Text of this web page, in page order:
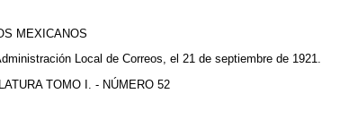
MEXICANOS
Local de Correos, el 21 de septiembre de 1921.
TOMO I. - NÚMERO 52